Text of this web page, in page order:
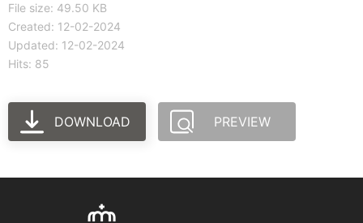
File size: 49.50 KB
Created: 12-02-2024
Updated: 12-02-2024
Hits: 85
DOWNLOAD PREVIEW